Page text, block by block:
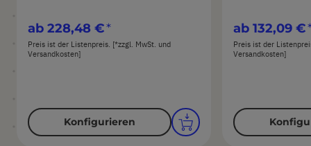
ab 228,48 €
Preis ist der Listenpreis. [*zzgl. MwSt. und
Versandkosten]
Konfigurieren
ab 132,09 €
Preis ist der
Versandkosten]